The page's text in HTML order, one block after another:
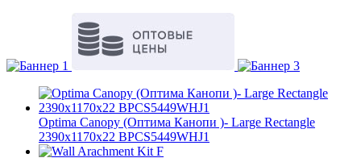
Optima Canopy (Оптима Канопи )- Large Rectangle
2390x1170x22 BPCS5449WHJ1